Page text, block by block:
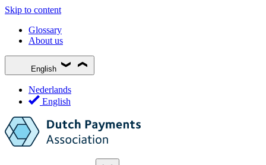
Skip to content
Glossary
About us
English
Nederlands
English